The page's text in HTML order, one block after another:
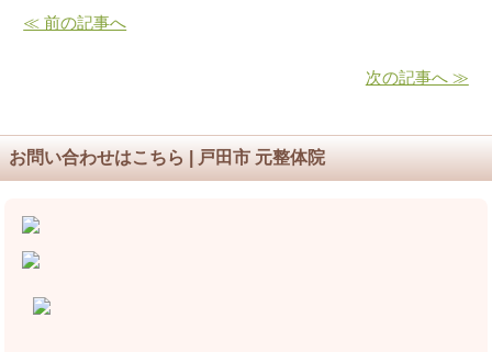
≪ 前の記事へ
次の記事へ ≫
お問い合わせはこちら | 戸田市 元整体院